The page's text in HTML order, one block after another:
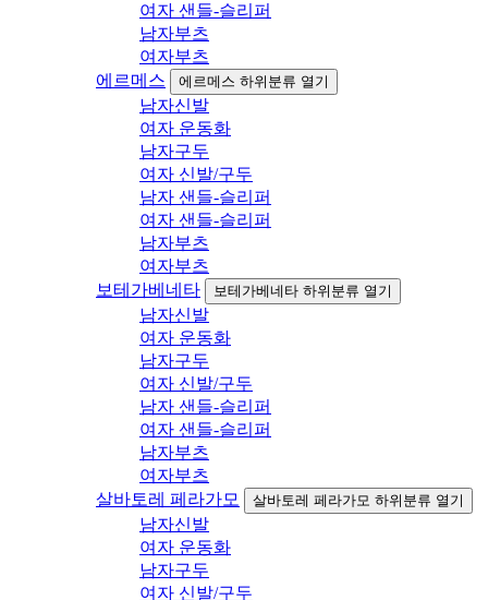
여자 샌들-슬리퍼
남자부츠
여자부츠
에르메스
에르메스 하위분류 열기
남자신발
여자 운동화
남자구두
여자 신발/구두
남자 샌들-슬리퍼
여자 샌들-슬리퍼
남자부츠
여자부츠
보테가베네타
보테가베네타 하위분류 열기
남자신발
여자 운동화
남자구두
여자 신발/구두
남자 샌들-슬리퍼
여자 샌들-슬리퍼
남자부츠
여자부츠
살바토레 페라가모
살바토레 페라가모 하위분류 열기
남자신발
여자 운동화
남자구두
여자 신발/구두